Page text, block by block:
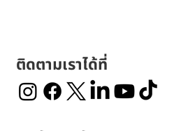
ติดตามเราได้ที่